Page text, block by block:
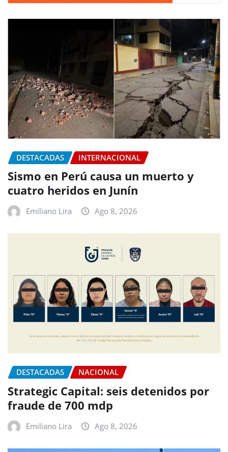
DESTACADAS INTERNACIONAL
Sismo en Perú causa un muerto y
cuatro heridos en Junín
Emiliano Lira Ago 8, 2026
DESTACADAS NACIONAL
Strategic Capital: seis detenidos por
fraude de 700 mdp
Emiliano Lira Ago 8, 2026